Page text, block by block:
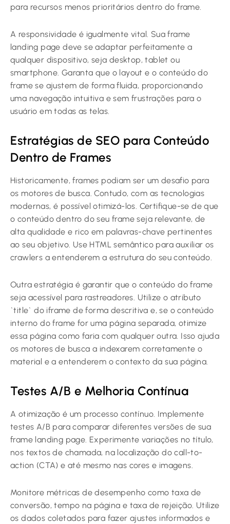
para recursos menos prioritários dentro do frame.
A responsividade é igualmente vital. Sua frame
landing page deve se adaptar perfeitamente a
qualquer dispositivo, seja desktop, tablet ou
smartphone. Garanta que o layout e o conteúdo do
frame se ajustem de forma fluida, proporcionando
uma navegação intuitiva e sem frustrações para o
usuário em todas as telas.
Estratégias de SEO para Conteúdo
Dentro de Frames
Historicamente, frames podiam ser um desafio para
os motores de busca. Contudo, com as tecnologias
modernas, é possível otimizá-los. Certifique-se de que
o conteúdo dentro do seu frame seja relevante, de
alta qualidade e rico em palavras-chave pertinentes
ao seu objetivo. Use HTML semântico para auxiliar os
crawlers a entenderem a estrutura do seu conteúdo.
Outra estratégia é garantir que o conteúdo do frame
seja acessível para rastreadores. Utilize o atributo
`title` do iframe de forma descritiva e, se o conteúdo
interno do frame for uma página separada, otimize
essa página como faria com qualquer outra. Isso ajuda
os motores de busca a indexarem corretamente o
material e a entenderem o contexto da sua página.
Testes A/B e Melhoria Contínua
A otimização é um processo contínuo. Implemente
testes A/B para comparar diferentes versões de sua
frame landing page. Experimente variações no título,
nos textos de chamada, na localização do call-to-
action (CTA) e até mesmo nas cores e imagens.
Monitore métricas de desempenho como taxa de
conversão, tempo na página e taxa de rejeição. Utilize
os dados coletados para fazer ajustes informados e